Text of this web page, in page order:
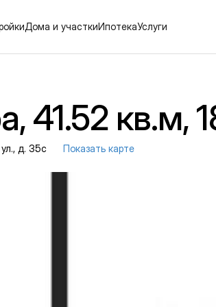
Дома и участкиИпотекаУслуги
41.52 кв.м,
д. 35с Показать карте